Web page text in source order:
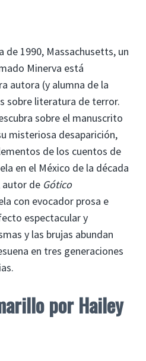
de 1990, Massachusetts, un
Minerva está
autora (y alumna de la
sobre literatura de terror.
sobre el manuscrito
misteriosa desaparición,
de los cuentos de
en el México de la década
autor de Gótico
con evocador prosa e
espectacular y
y las brujas abundan
en tres generaciones
por Hailey